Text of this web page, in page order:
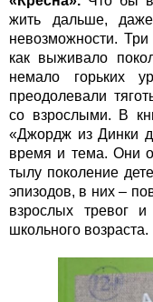
жить дальше,
невозможности.
как выживало
немало горьких
преодолевали
со взрослыми. В
«Джордж из Динки
время и тема. Они
тылу поколение
эпизодов, в них –
взрослых тревог
школьного возраста.